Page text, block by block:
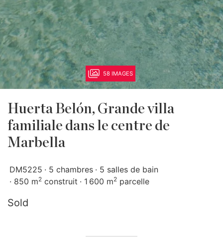
58 IMAGES
Huerta Belón, Grande villa
familiale dans le centre de
Marbella
DM5225 5 chambres
5 salles de bain
850 m2 construit 1 600 m2 parcelle
Sold